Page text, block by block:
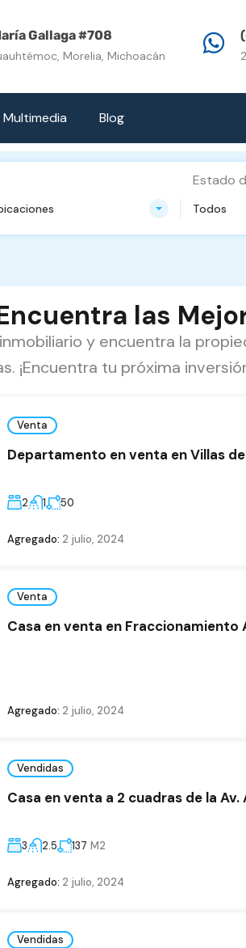
Gallaga #708
Morelia, Michoacán
Multimedia Blog
Estado
Todos
las
y encuentra la
¡Encuentra tu próxima
Venta
Departamento en venta en Villas
2 1 50
Agregado: 2 julio, 2024
Venta
Casa en venta en Fraccionamiento
Agregado: 2 julio, 2024
Vendidas
Casa en venta a 2 cuadras de la
3 2.5 137 M2
Agregado: 2 julio, 2024
Vendidas